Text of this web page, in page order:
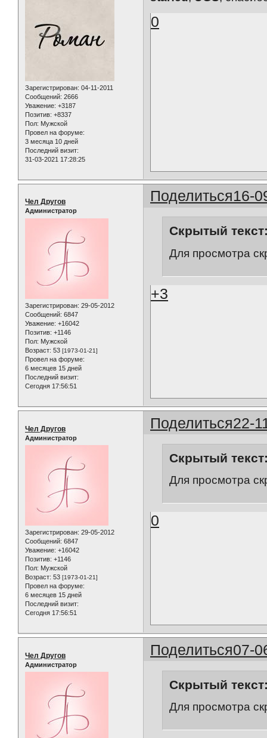
Зарегистрирован: 04-11-2011
Сообщений: 2666
Уважение: +3187
Позитив: +8337
Пол: Мужской
Провел на форуме:
3 месяца 10 дней
Последний визит:
31-03-2021 17:28:25
0
Поделиться16-
Чел Другов
Администратор
Зарегистрирован: 29-05-2012
Сообщений: 6847
Уважение: +16042
Позитив: +1146
Пол: Мужской
Возраст: 53 [1973-01-21]
Провел на форуме:
6 месяцев 15 дней
Последний визит:
Сегодня 17:56:51
Скрытый
Для просмотра
+3
Поделиться22-
Чел Другов
Администратор
Зарегистрирован: 29-05-2012
Сообщений: 6847
Уважение: +16042
Позитив: +1146
Пол: Мужской
Возраст: 53 [1973-01-21]
Провел на форуме:
6 месяцев 15 дней
Последний визит:
Сегодня 17:56:51
Скрытый
Для просмотра
0
Поделиться07-
Чел Другов
Администратор
Скрытый
Для просмотра